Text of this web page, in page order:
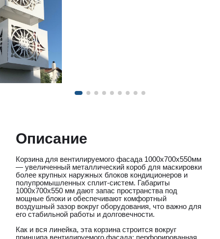
Описание
Корзина для вентилируемого фасада 1000х700х550мм
— увеличенный металлический короб для маскировки
более крупных наружных блоков кондиционеров и
полупромышленных сплит-систем. Габариты
1000х700х550 мм дают запас пространства под
мощные блоки и обеспечивают комфортный
воздушный зазор вокруг оборудования, что важно для
его стабильной работы и долговечности.
Как и вся линейка, эта корзина строится вокруг
принципа вентилируемого фасада: перфорированная